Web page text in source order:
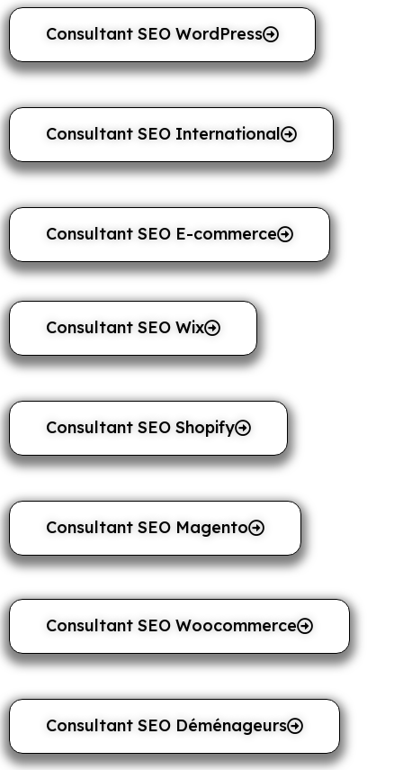
Consultant SEO WordPress
Consultant SEO International
Consultant SEO E-commerce
Consultant SEO Wix
Consultant SEO Shopify
Consultant SEO Magento
Consultant SEO Woocommerce
Consultant SEO Déménageurs